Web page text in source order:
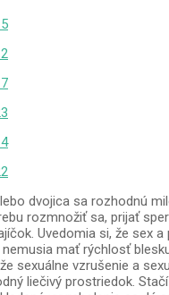
dvojica sa rozhodnú
rozmnožiť sa, prijať
Uvedomia si, že sex a
mať rýchlosť
sexuálne vzrušenie a
liečivý prostriedok.